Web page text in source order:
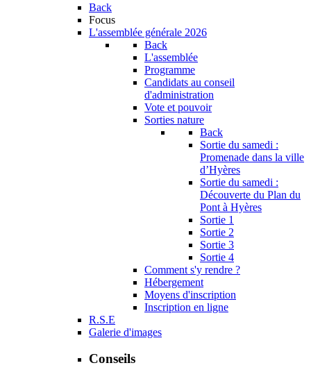
Back
Focus
L'assemblée générale 2026
Back
L'assemblée
Programme
Candidats au conseil
d'administration
Vote et pouvoir
Sorties nature
Back
Sortie du samedi :
Promenade dans la ville
d’Hyères
Sortie du samedi :
Découverte du Plan du
Pont à Hyères
Sortie 1
Sortie 2
Sortie 3
Sortie 4
Comment s'y rendre ?
Hébergement
Moyens d'inscription
Inscription en ligne
R.S.E
Galerie d'images
Conseils